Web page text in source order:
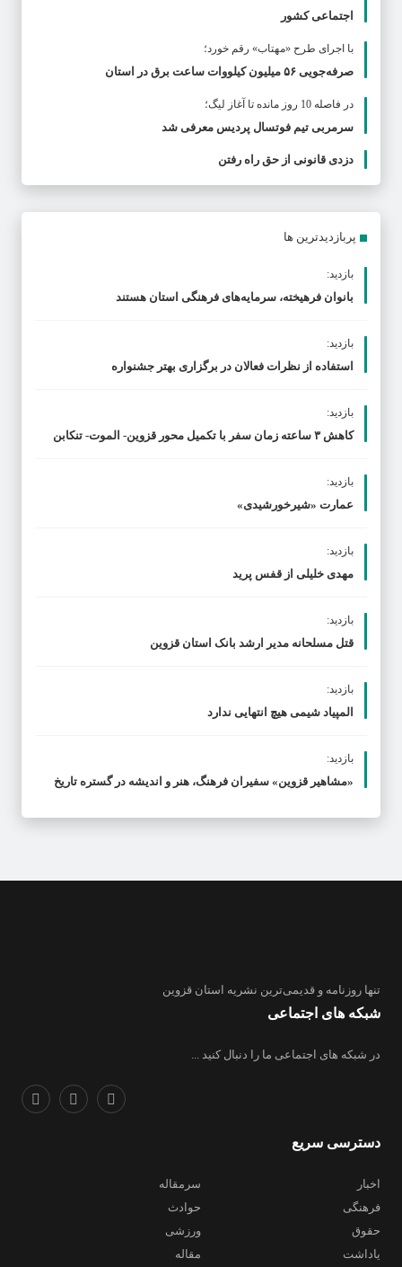
اجتماعی کشور
با اجرای طرح «مهتاب» رقم خورد؛
صرفه‌جویی ۵۶ میلیون کیلووات‌ ساعت برق در استان
در فاصله 10 روز مانده تا آغاز لیگ؛
سرمربی تیم فوتسال پردیس معرفی شد
دزدی قانونی از حق راه رفتن
پربازدیدترین ها
بازدید:
بانوان فرهیخته، سرمایه‌های فرهنگی استان هستند
بازدید:
استفاده از نظرات فعالان در برگزاری بهتر جشنواره
بازدید:
کاهش ۳ ساعته زمان سفر با تکمیل محور قزوین- الموت- تنکابن
بازدید:
عمارت «شیرخورشیدی»
بازدید:
مهدی خلیلی از قفس پرید
بازدید:
قتل مسلحانه مدیر ارشد بانک استان قزوین
بازدید:
المپیاد شیمی هیچ انتهایی ندارد
بازدید:
«مشاهیر قزوین» سفیران فرهنگ، هنر و اندیشه در گستره تاریخ
تنها روزنامه و قدیمی‌ترین نشریه استان قزوین
شبکه های اجتماعی
در شبکه های اجتماعی ما را دنبال کنید ...
دسترسی سریع
اخبار
سرمقاله
فرهنگی
حوادث
حقوق
ورزشی
یاداشت
مقاله